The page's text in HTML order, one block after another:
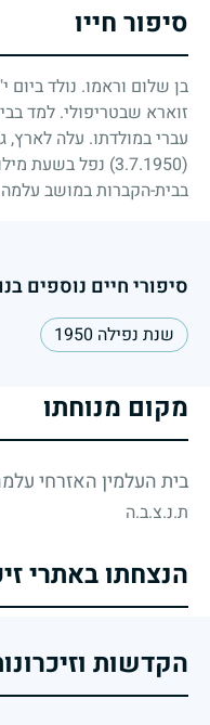
סיפור חייו
בן שלום וראמו. נולד
זוארא שבטריפולי. למד
עברי במולדתו. עלה לארץ,
(3.7.1950)
נפל בשעת
בבית-הקברות במושב
סיפורי חיים נוספים
שנת נפילה 1950
מקום מנוחתו
בית העלמין האזרחי
ת.נ.צ.ב.ה
הנצחתו באתרי
הקדשות